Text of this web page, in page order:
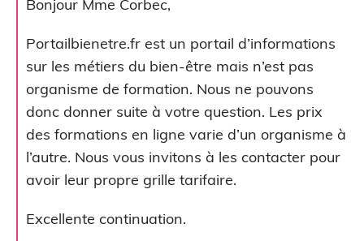
Bonjour Mme Corbec,
Portailbienetre.fr est un portail d’informations
sur les métiers du bien-être mais n’est pas
organisme de formation. Nous ne pouvons
donc donner suite à votre question. Les prix
des formations en ligne varie d’un organisme à
l’autre. Nous vous invitons à les contacter pour
avoir leur propre grille tarifaire.
Excellente continuation.